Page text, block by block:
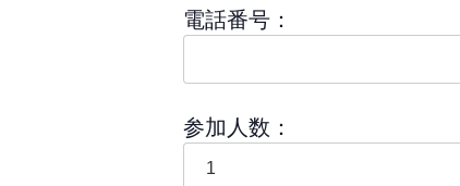
電話番号：
参加人数：